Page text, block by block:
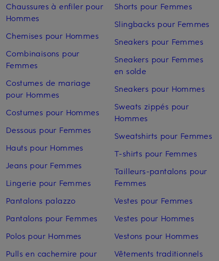
Chaussures à enfiler pour
Hommes
Chemises pour Hommes
Combinaisons pour
Femmes
Costumes de mariage
pour Hommes
Costumes pour Hommes
Dessous pour Femmes
Hauts pour Hommes
Jeans pour Femmes
Lingerie pour Femmes
Pantalons palazzo
Pantalons pour Femmes
Polos pour Hommes
Pulls en cachemire pour
Shorts pour Femmes
Slingbacks pour Femmes
Sneakers pour Femmes
Sneakers pour Femmes
en solde
Sneakers pour Hommes
Sweats zippés pour
Hommes
Sweatshirts pour Femmes
T-shirts pour Femmes
Tailleurs-pantalons pour
Femmes
Vestes pour Femmes
Vestes pour Hommes
Vestons pour Hommes
Vêtements traditionnels